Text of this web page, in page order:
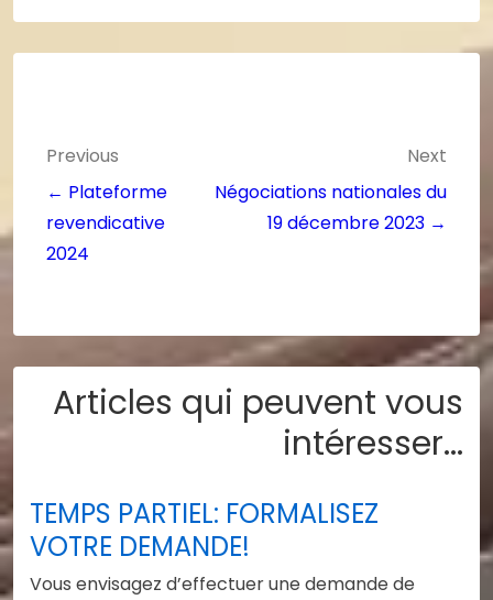
Previous
← Plateforme
revendicative
2024
Next
Négociations nationales du
19 décembre 2023 →
Articles qui peuvent vous
intéresser...
TEMPS PARTIEL: FORMALISEZ
VOTRE DEMANDE!
Vous envisagez d’effectuer une demande de